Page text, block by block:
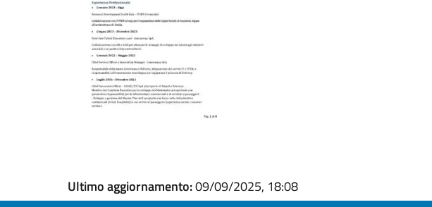
Ultimo aggiornamento:09/09/2025, 18:08